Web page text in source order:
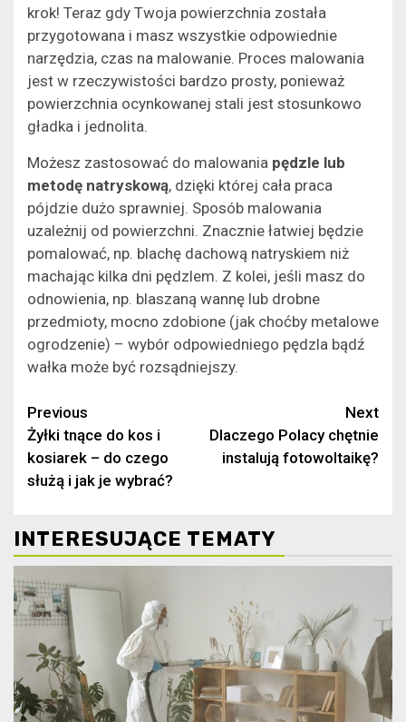
krok! Teraz gdy Twoja powierzchnia została
przygotowana i masz wszystkie odpowiednie
narzędzia, czas na malowanie. Proces malowania
jest w rzeczywistości bardzo prosty, ponieważ
powierzchnia ocynkowanej stali jest stosunkowo
gładka i jednolita.
Możesz zastosować do malowania pędzle lub
metodę natryskową, dzięki której cała praca
pójdzie dużo sprawniej. Sposób malowania
uzależnij od powierzchni. Znacznie łatwiej będzie
pomalować, np. blachę dachową natryskiem niż
machając kilka dni pędzlem. Z kolei, jeśli masz do
odnowienia, np. blaszaną wannę lub drobne
przedmioty, mocno zdobione (jak choćby metalowe
ogrodzenie) – wybór odpowiedniego pędzla bądź
wałka może być rozsądniejszy.
Continue
Reading
Previous
Żyłki tnące do kos i
kosiarek – do czego
służą i jak je wybrać?
Next
Dlaczego Polacy chętnie
instalują fotowoltaikę?
INTERESUJĄCE TEMATY